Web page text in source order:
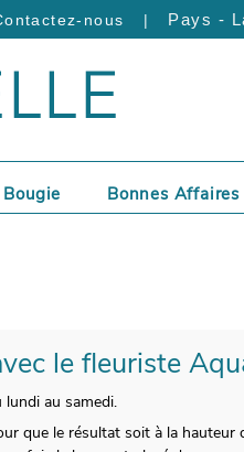
nous | Pays -
Bougie Bonnes Affaires
le fleuriste
au samedi.
que le résultat soit à la hauteur